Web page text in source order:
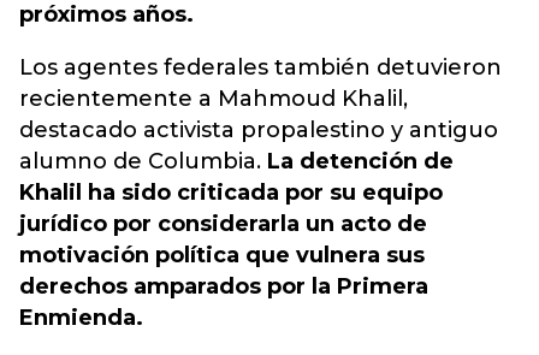
próximos años.
Los agentes federales también detuvieron
recientemente a Mahmoud Khalil,
destacado activista propalestino y antiguo
alumno de Columbia. La detención de
Khalil ha sido criticada por su equipo
jurídico por considerarla un acto de
motivación política que vulnera sus
derechos amparados por la Primera
Enmienda.